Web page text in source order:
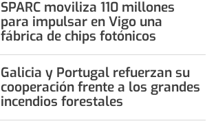
SPARC moviliza 110 millones
para impulsar en Vigo una
fábrica de chips fotónicos
Galicia y Portugal refuerzan su
cooperación frente a los grandes
incendios forestales